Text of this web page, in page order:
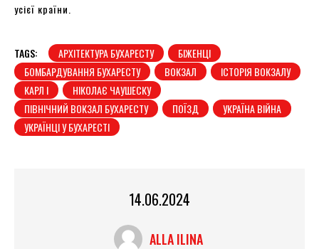
усієї країни.
TAGS: АРХІТЕКТУРА БУХАРЕСТУ
БІЖЕНЦІ
БОМБАРДУВАННЯ БУХАРЕСТУ
ВОКЗАЛ
ІСТОРІЯ ВОКЗАЛУ
КАРЛ І
НІКОЛАЄ ЧАУШЕСКУ
ПІВНІЧНИЙ ВОКЗАЛ БУХАРЕСТУ
ПОЇЗД
УКРАЇНА ВІЙНА
УКРАЇНЦІ У БУХАРЕСТІ
14.06.2024
ALLA ILINA